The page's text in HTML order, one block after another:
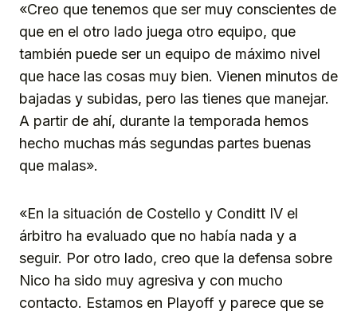
«Creo que tenemos que ser muy conscientes de
que en el otro lado juega otro equipo, que
también puede ser un equipo de máximo nivel
que hace las cosas muy bien. Vienen minutos de
bajadas y subidas, pero las tienes que manejar.
A partir de ahí, durante la temporada hemos
hecho muchas más segundas partes buenas
que malas».
«En la situación de Costello y Conditt IV el
árbitro ha evaluado que no había nada y a
seguir. Por otro lado, creo que la defensa sobre
Nico ha sido muy agresiva y con mucho
contacto. Estamos en Playoff y parece que se